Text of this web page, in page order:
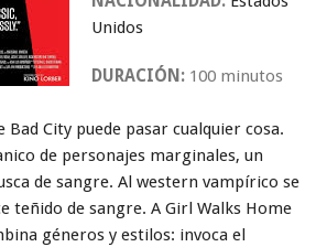
Unidos
DURACIÓN: 100 minutos
Bad City puede pasar cualquier cosa.
de personajes marginales, un
de sangre. Al western vampírico se
teñido de sangre. A Girl Walks Home
géneros y estilos: invoca el